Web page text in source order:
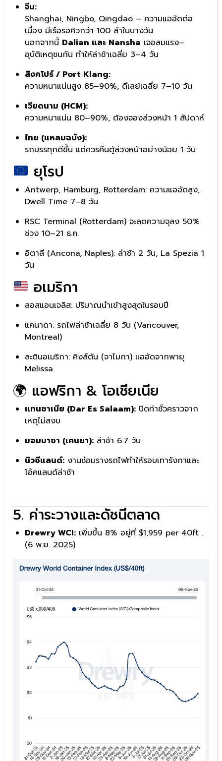
จีน:
Shanghai, Ningbo, Qingdao – ความแออัดต่อ
เนื่อง มีเรือรอคิวกว่า 100 ลำในบางวัน
นอกจากนี้ Dalian และ Nansha เจอลมแรง–
อุบัติเหตุชนกัน ทำให้ล่าช้าเฉลี่ย 3–4 วัน
สิงคโปร์ / Port Klang:
ความหนาแน่นสูง 85–90%, ดีเลย์เฉลี่ย 7–10 วัน
เวียดนาม (HCM):
ความหนาแน่น 80–90%, ต้องจองล่วงหน้า 1 สัปดาห์
ไทย (แหลมฉบัง):
รถบรรทุกดีขึ้น แต่ควรคืนตู้ล่วงหน้าอย่างน้อย 1 วัน
ยุโรป
Antwerp, Hamburg, Rotterdam: ความแออัดสูง,
Dwell Time 7–8 วัน
RSC Terminal (Rotterdam) จะลดความจุลง 50%
ช่วง 10–21 ธ.ค.
อิตาลี (Ancona, Naples): ล่าช้า 2 วัน, La Spezia 1
วัน
อเมริกา
ลอสแอนเจลิส: ปริมาณนำเข้าสูงสุดในรอบปี
แคนาดา: รถไฟล่าช้าเฉลี่ย 8 วัน (Vancouver,
Montreal)
ละตินอเมริกา: คิงส์ตัน (จาไมกา) แออัดจากพายุ
Melissa
🌍 แอฟริกา & โอเชียเนีย
แทนซาเนีย (Dar Es Salaam): ปิดท่าชั่วคราวจาก
เหตุไม่สงบ
มอมบาซา (เคนยา): ล่าช้า 6.7 วัน
นิวซีแลนด์: งานซ่อมรางรถไฟทำให้รอบเทารังกาและ
โอ๊คแลนด์ล่าช้า
5. ค่าระวางและดัชนีตลาด
Drewry WCI: เพิ่มขึ้น 8% อยู่ที่ $1,959 per 40ft .
(6 พ.ย. 2025)